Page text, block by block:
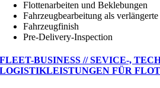
Flottenarbeiten und Beklebungen
Fahrzeugbearbeitung als
Fahrzeugfinish
Pre-Delivery-Inspection
FLEET-BUSINESS // SEVICE-,
LOGISTIKLEISTUNGEN FÜR